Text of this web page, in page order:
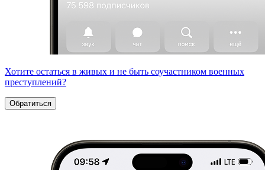
Хотите остаться в живых и не быть соучастником военных
преступлений?
Обратиться